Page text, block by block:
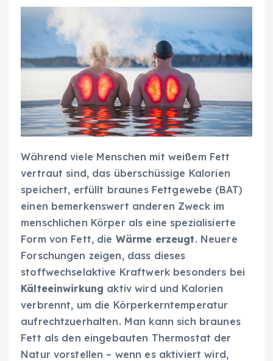
Während viele Menschen mit weißem Fett
vertraut sind, das überschüssige Kalorien
speichert, erfüllt braunes Fettgewebe (BAT)
einen bemerkenswert anderen Zweck im
menschlichen Körper als eine spezialisierte
Form von Fett, die Wärme erzeugt. Neuere
Forschungen zeigen, dass dieses
stoffwechselaktive Kraftwerk besonders bei
Kälteeinwirkung aktiv wird und Kalorien
verbrennt, um die Körperkerntemperatur
aufrechtzuerhalten. Man kann sich braunes
Fett als den eingebauten Thermostat der
Natur vorstellen – wenn es aktiviert wird,